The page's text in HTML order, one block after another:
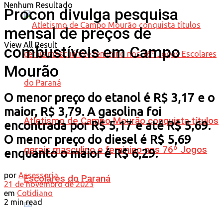
Atletismo de Campo Mourão conquista títulos
gerais masculino e feminino nos 76º Jogos
Escolares do Paraná
Nenhum Resultado
View All Result
Procon divulga pesquisa
mensal de preços de
combustíveis em Campo
Mourão
O menor preço do etanol é R$ 3,17 e o
maior, R$ 3,79. A gasolina foi
encontrada por R$ 5,17 e até R$ 5,69.
O menor preço do diesel é R$ 5,69
enquanto o maior é R$ 6,29.
por Assessoria
21 de novembro de 2023
em Cotidiano
2 min read